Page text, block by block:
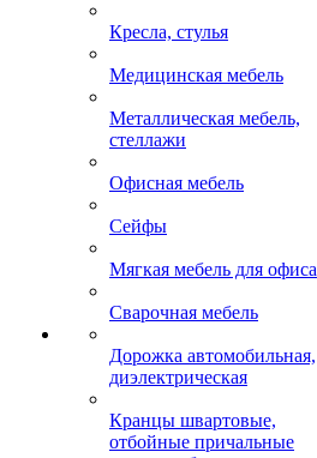
Кресла, стулья
Медицинская мебель
Металлическая мебель,
стеллажи
Офисная мебель
Сейфы
Мягкая мебель для офиса
Сварочная мебель
Дорожка автомобильная,
диэлектрическая
Кранцы швартовые,
отбойные причальные